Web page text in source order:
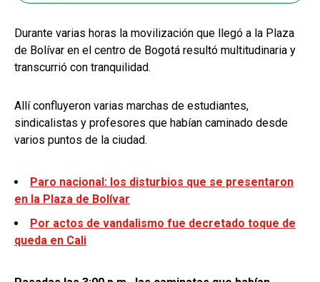
Durante varias horas la movilización que llegó a la Plaza
de Bolívar en el centro de Bogotá resultó multitudinaria y
transcurrió con tranquilidad.
Allí confluyeron varias marchas de estudiantes,
sindicalistas y profesores que habían caminado desde
varios puntos de la ciudad.
Paro nacional: los disturbios que se presentaron
en la Plaza de Bolívar
Por actos de vandalismo fue decretado toque de
queda en Cali